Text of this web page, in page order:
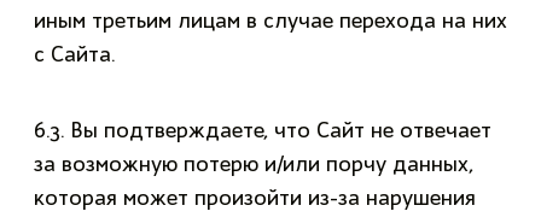
иным третьим лицам в случае перехода на них
с Сайта.
6.3. Вы подтверждаете, что Сайт не отвечает
за возможную потерю и/или порчу данных,
которая может произойти из-за нарушения